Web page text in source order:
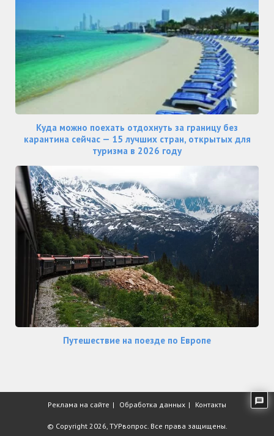
Куда можно поехать отдохнуть за границу без
карантина сейчас — 15 лучших стран, открытых для
туризма в 2026 году
Путешествие на поезде по Европе
Реклама на сайте Обработка данных Контакты
© Copyright 2026, ТУРвопрос. Все права защищены.